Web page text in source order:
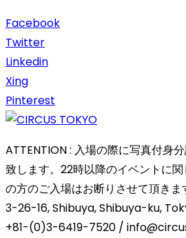
Facebook
Twitter
Linkedin
Xing
Pinterest
ATTENTION : 入場の際に写真付身
致します。22時以降のイベントに
の方のご入場はお断りさせて頂きま
3-26-16, Shibuya, Shibuya-ku,
+81-(0)3-6419-7520 /